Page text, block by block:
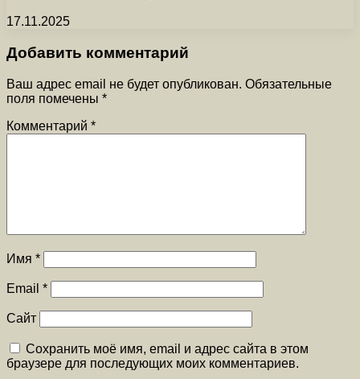
17.11.2025
Добавить комментарий
Ваш адрес email не будет опубликован. Обязательные
поля помечены *
Комментарий *
Имя *
Email *
Сайт
Сохранить моё имя, email и адрес сайта в этом
браузере для последующих моих комментариев.